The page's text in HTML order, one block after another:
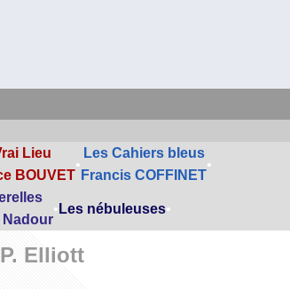
Lieu
BOUVET
•
Les Cahiers bleus
Francis COFFINET
•
Nadour
• Les nébuleuses•
Elliott